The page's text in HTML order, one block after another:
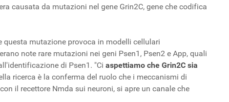
causata da mutazioni nel gene Grin2C, gene che codifica
mutazione provoca in modelli cellulari
note rare mutazioni nei geni Psen1, Psen2 e App, quali
di Psen1. "Ci aspettiamo che Grin2C sia
ricerca è la conferma del ruolo che i meccanismi di
il recettore Nmda sui neuroni, si apre un canale che